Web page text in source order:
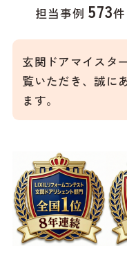
担当事例 573件
玄関ドアマイスタ
覧いただき、誠に
ます。